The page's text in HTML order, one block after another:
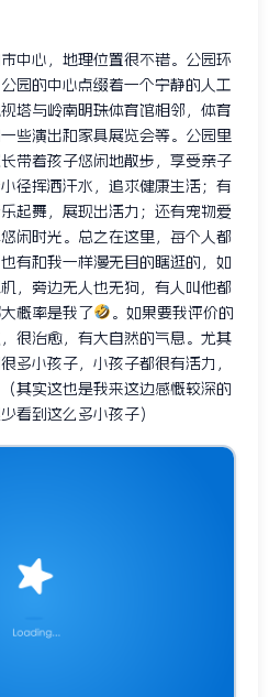
中心，地理位置很不错。公园环
园的中心点缀着一个宁静的人工
塔与岭南明珠体育馆相邻，体育
些演出和家具展览会等。公园里
带着孩子悠闲地散步，享受亲子
径挥洒汗水，追求健康生活；有
起舞，展现出活力；还有宠物爱
闲时光。总之在这里，每个人都
有和我一样漫无目的瞎逛的，如
，旁边无人也无狗，有人叫他都
概率是我了
。如果要我评价的
很治愈，有大自然的气息。尤其
多小孩子，小孩子都很有活力，
其实这也是我来这边感慨较深的
看到这么多小孩子）